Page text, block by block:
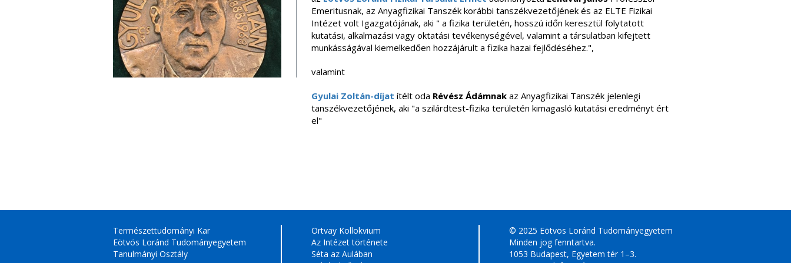
Emeritusnak, az Anyagfizikai Tanszék korábbi tanszékvezetőjének és az ELTE Fizikai
Intézet volt Igazgatójának, aki " a fizika területén, hosszú időn keresztül folytatott
kutatási, alkalmazási vagy oktatási tevékenységével, valamint a társulatban kifejtett
munkásságával kiemelkedően hozzájárult a fizika hazai fejlődéséhez.",
valamint
Gyulai Zoltán-díjat ítélt oda Révész Ádámnakaz Anyagfizikai Tanszék jelenlegi
tanszékvezetőjének, aki "a szilárdtest-fizika területén kimagasló kutatási eredményt ért
el"
Természettudományi Kar
Eötvös Loránd Tudományegyetem
Tanulmányi Osztály
Ortvay Kollokvium
Az Intézet története
Séta az Aulában
© 2025 Eötvös Loránd Tudományegyetem
Minden jog fenntartva.
1053 Budapest, Egyetem tér 1–3.